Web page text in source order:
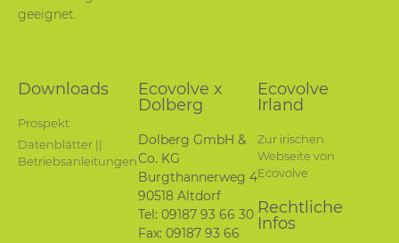
geeignet.
Downloads
Prospekt
Datenblätter ||
Betriebsanleitungen
Ecovolve x
Dolberg
Dolberg GmbH &
Co. KG
Burgthannerweg 4
90518 Altdorf
Tel: 09187 93 66 30
Fax: 09187 93 66
Ecovolve
Irland
Zur irischen
Webseite von
Ecovolve
Rechtliche
Infos